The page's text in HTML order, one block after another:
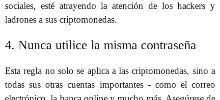
sociales, esté atrayendo la atención de los hackers y
ladrones a sus criptomonedas.
4. Nunca utilice la misma contraseña
Esta regla no solo se aplica a las criptomonedas, sino a
todas sus otras cuentas importantes - como el correo